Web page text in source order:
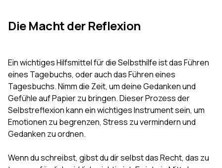
Die Macht der Reflexion
Ein wichtiges Hilfsmittel für die Selbsthilfe ist das Führen
eines Tagebuchs, oder auch das Führen eines
Tagesbuchs. Nimm die Zeit, um deine Gedanken und
Gefühle auf Papier zu bringen. Dieser Prozess der
Selbstreflexion kann ein wichtiges Instrument sein, um
Emotionen zu begrenzen, Stress zu vermindern und
Gedanken zu ordnen.
Wenn du schreibst, gibst du dir selbst das Recht, das zu